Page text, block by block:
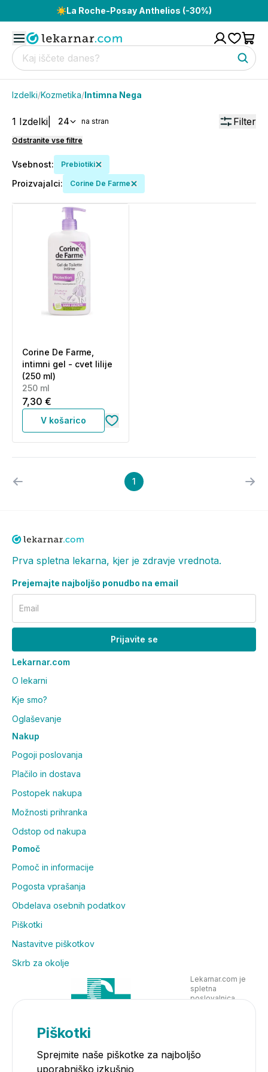
☀️La Roche-Posay Anthelios (-30%)
Izdelki/Kozmetika/Intimna Nega
1 Izdelki 24 na stran Filter
Odstranite vse filtre
Vsebnost: Prebiotiki
Proizvajalci: Corine De Farme
Corine De Farme,
intimni gel - cvet lilije
(250 ml)
250 ml
7,30 €
V košarico
1
Prva spletna lekarna, kjer je zdravje vrednota.
Prejemajte najboljšo ponudbo na email
Email
Prijavite se
Lekarnar.com
O lekarni
Kje smo?
Oglaševanje
Nakup
Pogoji poslovanja
Plačilo in dostava
Postopek nakupa
Možnosti prihranka
Odstop od nakupa
Pomoč
Pomoč in informacije
Pogosta vprašanja
Obdelava osebnih podatkov
Piškotki
Nastavitve piškotkov
Skrb za okolje
Lekarnar.com je
spletna
poslovalnica
Piškotki
Sprejmite naše piškotke za najboljšo
uporabniško izkušnjo